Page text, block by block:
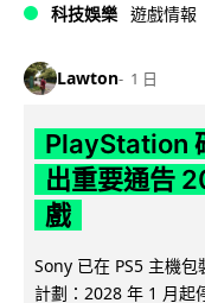
科技娛樂 遊戲情報
Lawton 1 日
PlayStation
出重要通告
戲
Sony 已在 PS5 主機
計劃：2028 年 1 月起